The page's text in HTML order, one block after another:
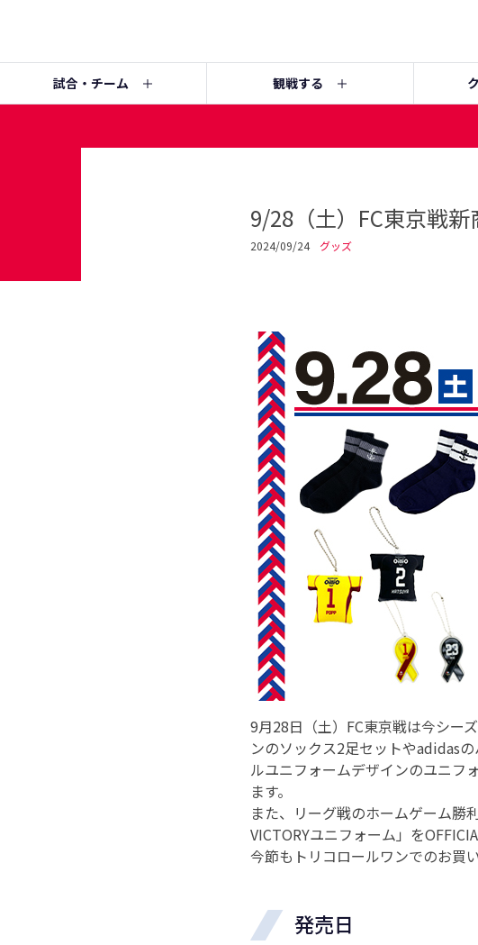
試合・チーム 観戦する
9/28（土）FC東京戦
2024/09/24 グッズ
9月28日（土）FC東京戦は今シー
ンのソックス2足セットやadidas
ルユニフォームデザインのユニフ
ます。
また、リーグ戦のホームゲーム勝
VICTORYユニフォーム」を
今節もトリコロールワンでのお買
発売日